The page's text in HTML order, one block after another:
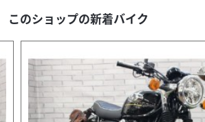
このショップの新着バイク